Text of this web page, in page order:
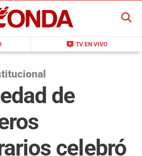
live_tv TV EN VIVO
BUSCAR
de
celebró